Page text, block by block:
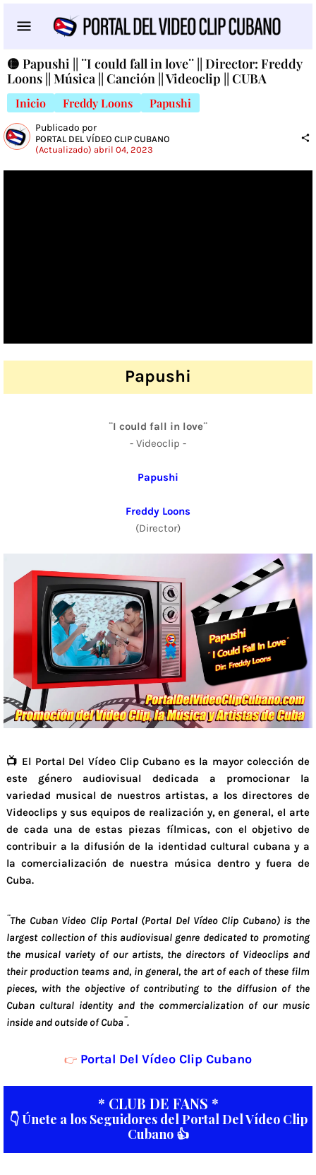
🟡 Papushi || ¨I could fall in love¨ || Director: Freddy
Loons || Música || Canción || Videoclip || CUBA
Inicio Freddy Loons Papushi
Publicado por
PORTAL DEL VÍDEO CLIP CUBANO
(Actualizado) abril 04, 2023
Papushi
¨I could fall in love¨
- Videoclip -
Papushi
Freddy Loons
(Director)
📺 El Portal Del Vídeo Clip Cubano es la mayor colección de
este género audiovisual dedicada a promocionar la
variedad musical de nuestros artistas, a los directores de
Videoclips y sus equipos de realización y, en general, el arte
de cada una de estas piezas fílmicas, con el objetivo de
contribuir a la difusión de la identidad cultural cubana y a
la comercialización de nuestra música dentro y fuera de
Cuba.
¨The Cuban Video Clip Portal (Portal Del Vídeo Clip Cubano) is the
largest collection of this audiovisual genre dedicated to promoting
the musical variety of our artists, the directors of Videoclips and
their production teams and, in general, the art of each of these film
pieces, with the objective of contributing to the diffusion of the
Cuban cultural identity and the commercialization of our music
inside and outside of Cuba¨.
👉 Portal Del Vídeo Clip Cubano
* CLUB DE FANS *
👇 Únete a los Seguidores del Portal Del Vídeo Clip
Cubano 👍